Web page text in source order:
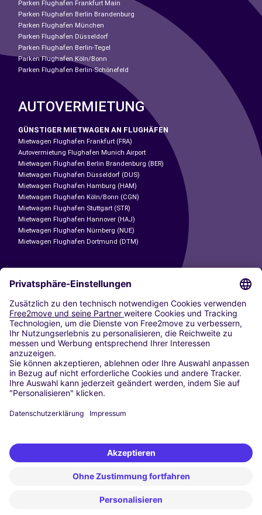
Parken Flughafen Frankfurt Main
Parken Flughafen Berlin Brandenburg
Parken Flughafen München
Parken Flughafen Düsseldorf
Parken Flughafen Berlin-Tegel
Parken Flughafen Köln/Bonn
Parken Flughafen Berlin-Schönefeld
AUTOVERMIETUNG
GÜNSTIGER MIETWAGEN AN FLUGHÄFEN
Mietwagen Flughafen Frankfurt (FRA)
Autovermietung Flughafen Munich Airport
Mietwagen Flughafen Berlin Brandenburg (BER)
Mietwagen Flughafen Düsseldorf (DUS)
Mietwagen Flughafen Hamburg (HAM)
Mietwagen Flughafen Köln/Bonn (CGN)
Mietwagen Flughafen Stuttgart (STR)
Mietwagen Flughafen Hannover (HAJ)
Mietwagen Flughafen Nürnberg (NUE)
Mietwagen Flughafen Dortmund (DTM)
CARSHARING
UNSERE STÄDTE
Paris
Madrid
Washington DC
Mailand
Rom
Turin
Wien
Berlin
Düsseldorf